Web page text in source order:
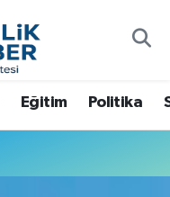
Eğitim Politika